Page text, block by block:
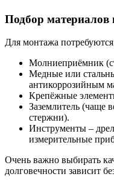
Подбор материалов
Для монтажа
Молниеприёмник
Медные или
антикоррозийным
Крепёжные
Заземлитель (чаще
стержни).
Инструменты –
измерительные
Очень важно выбирать
долговечности зависит